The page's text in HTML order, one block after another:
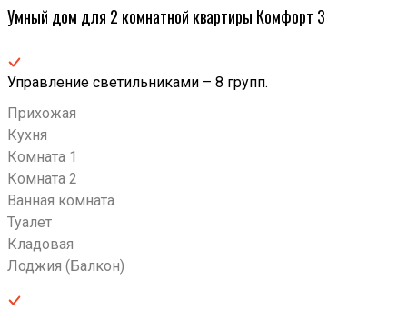
Умный дом для 2 комнатной квартиры Комфорт 3
Управление светильниками – 8 групп.
Прихожая
Кухня
Комната 1
Комната 2
Ванная комната
Туалет
Кладовая
Лоджия (Балкон)